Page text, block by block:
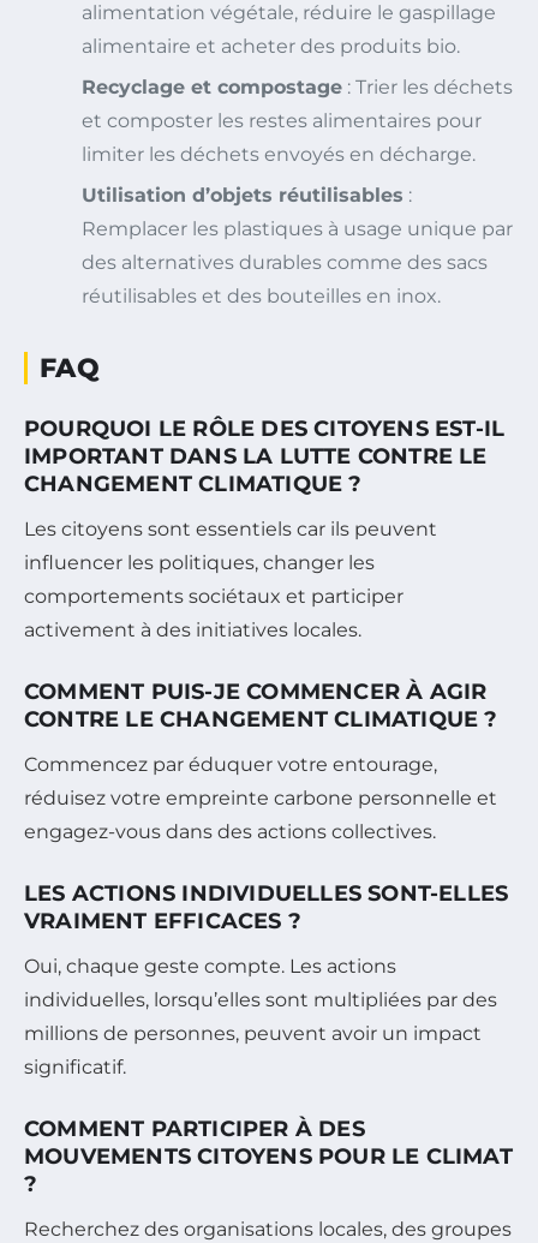
alimentation végétale, réduire le gaspillage
alimentaire et acheter des produits bio.
Recyclage et compostage : Trier les déchets
et composter les restes alimentaires pour
limiter les déchets envoyés en décharge.
Utilisation d’objets réutilisables :
Remplacer les plastiques à usage unique par
des alternatives durables comme des sacs
réutilisables et des bouteilles en inox.
FAQ
POURQUOI LE RÔLE DES CITOYENS EST-IL
IMPORTANT DANS LA LUTTE CONTRE LE
CHANGEMENT CLIMATIQUE ?
Les citoyens sont essentiels car ils peuvent
influencer les politiques, changer les
comportements sociétaux et participer
activement à des initiatives locales.
COMMENT PUIS-JE COMMENCER À AGIR
CONTRE LE CHANGEMENT CLIMATIQUE ?
Commencez par éduquer votre entourage,
réduisez votre empreinte carbone personnelle et
engagez-vous dans des actions collectives.
LES ACTIONS INDIVIDUELLES SONT-ELLES
VRAIMENT EFFICACES ?
Oui, chaque geste compte. Les actions
individuelles, lorsqu’elles sont multipliées par des
millions de personnes, peuvent avoir un impact
significatif.
COMMENT PARTICIPER À DES
MOUVEMENTS CITOYENS POUR LE CLIMAT
?
Recherchez des organisations locales, des groupes